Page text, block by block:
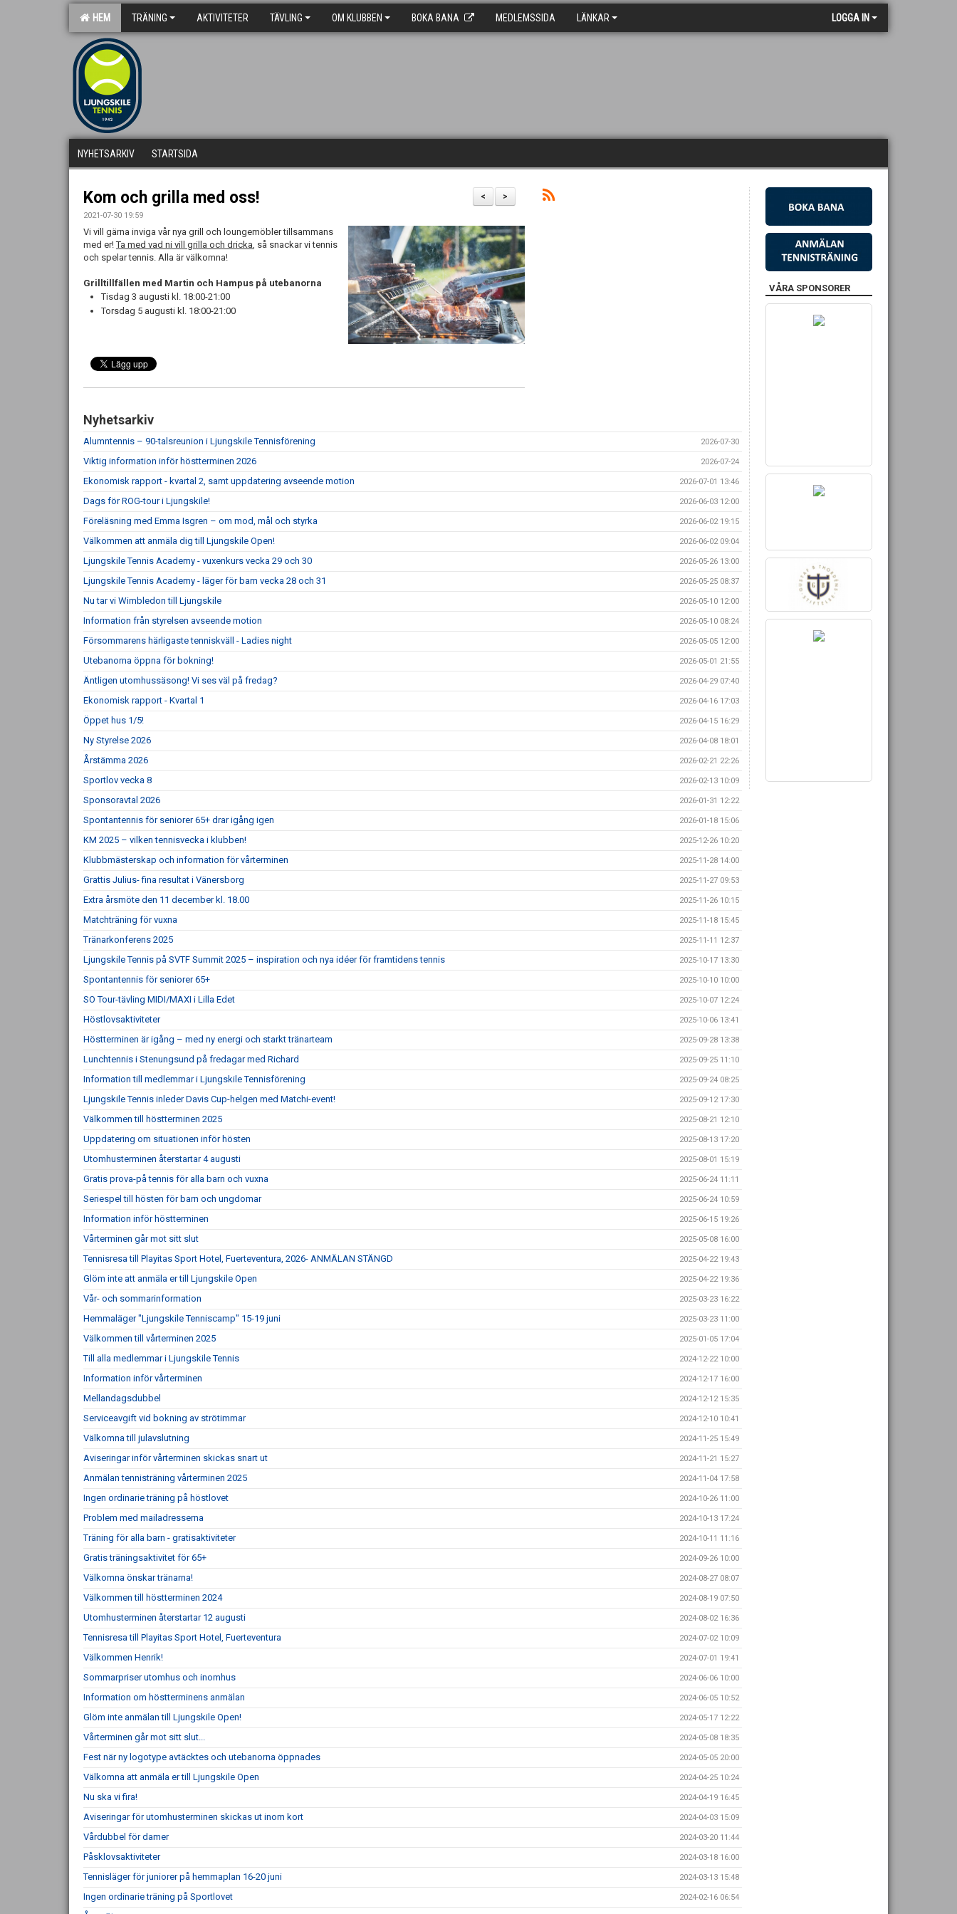
HEM TRÄNING AKTIVITETER TÄVLING OM KLUBBEN BOKA BANA MEDLEMSSIDA LÄNKAR LOGGA IN
NYHETSARKIV STARTSIDA
>
<
Kom och grilla med oss!
2021-07-30 19:59
Vi vill gärna inviga vår nya grill och loungemöbler tillsammans
med er!Ta med vad ni vill grilla och dricka, så snackar vi tennis
och spelar tennis. Alla är välkomna!
Grilltillfällen med Martin och Hampus på utebanorna
Tisdag 3 augusti kl. 18:00-21:00
Torsdag 5 augusti kl. 18:00-21:00
Nyhetsarkiv
Alumntennis – 90-talsreunion i Ljungskile Tennisförening 2026-07-30
Viktig information inför höstterminen 2026 2026-07-24
Ekonomisk rapport - kvartal 2, samt uppdatering avseende motion 2026-07-01 13:46
Dags för ROG-tour i Ljungskile! 2026-06-03 12:00
Föreläsning med Emma Isgren – om mod, mål och styrka 2026-06-02 19:15
Välkommen att anmäla dig till Ljungskile Open! 2026-06-02 09:04
Ljungskile Tennis Academy - vuxenkurs vecka 29 och 30 2026-05-26 13:00
Ljungskile Tennis Academy - läger för barn vecka 28 och 31 2026-05-25 08:37
Nu tar vi Wimbledon till Ljungskile 2026-05-10 12:00
Information från styrelsen avseende motion 2026-05-10 08:24
Försommarens härligaste tenniskväll - Ladies night 2026-05-05 12:00
Utebanorna öppna för bokning! 2026-05-01 21:55
Äntligen utomhussäsong! Vi ses väl på fredag? 2026-04-29 07:40
Ekonomisk rapport - Kvartal 1 2026-04-16 17:03
Öppet hus 1/5! 2026-04-15 16:29
Ny Styrelse 2026 2026-04-08 18:01
Årstämma 2026 2026-02-21 22:26
Sportlov vecka 8 2026-02-13 10:09
Sponsoravtal 2026 2026-01-31 12:22
Spontantennis för seniorer 65+ drar igång igen 2026-01-18 15:06
KM 2025 – vilken tennisvecka i klubben! 2025-12-26 10:20
Klubbmästerskap och information för vårterminen 2025-11-28 14:00
Grattis Julius- fina resultat i Vänersborg 2025-11-27 09:53
Extra årsmöte den 11 december kl. 18.00 2025-11-26 10:15
Matchträning för vuxna 2025-11-18 15:45
Tränarkonferens 2025 2025-11-11 12:37
Ljungskile Tennis på SVTF Summit 2025 – inspiration och nya idéer för framtidens tennis 2025-10-17 13:30
Spontantennis för seniorer 65+ 2025-10-10 10:00
SO Tour-tävling MIDI/MAXI i Lilla Edet 2025-10-07 12:24
Höstlovsaktiviteter 2025-10-06 13:41
Höstterminen är igång – med ny energi och starkt tränarteam 2025-09-28 13:38
Lunchtennis i Stenungsund på fredagar med Richard 2025-09-25 11:10
Information till medlemmar i Ljungskile Tennisförening 2025-09-24 08:25
Ljungskile Tennis inleder Davis Cup-helgen med Matchi-event! 2025-09-12 17:30
Välkommen till höstterminen 2025 2025-08-21 12:10
Uppdatering om situationen inför hösten 2025-08-13 17:20
Utomhusterminen återstartar 4 augusti 2025-08-01 15:19
Gratis prova-på tennis för alla barn och vuxna 2025-06-24 11:11
Seriespel till hösten för barn och ungdomar 2025-06-24 10:59
Information inför höstterminen 2025-06-15 19:26
Vårterminen går mot sitt slut 2025-05-08 16:00
Tennisresa till Playitas Sport Hotel, Fuerteventura, 2026- ANMÄLAN STÄNGD 2025-04-22 19:43
Glöm inte att anmäla er till Ljungskile Open 2025-04-22 19:36
Vår- och sommarinformation 2025-03-23 16:22
Hemmaläger "Ljungskile Tenniscamp" 15-19 juni 2025-03-23 11:00
Välkommen till vårterminen 2025 2025-01-05 17:04
Till alla medlemmar i Ljungskile Tennis 2024-12-22 10:00
Information inför vårterminen 2024-12-17 16:00
Mellandagsdubbel 2024-12-12 15:35
Serviceavgift vid bokning av strötimmar 2024-12-10 10:41
Välkomna till julavslutning 2024-11-25 15:49
Aviseringar inför vårterminen skickas snart ut 2024-11-21 15:27
Anmälan tennisträning vårterminen 2025 2024-11-04 17:58
Ingen ordinarie träning på höstlovet 2024-10-26 11:00
Problem med mailadresserna 2024-10-13 17:24
Träning för alla barn - gratisaktiviteter 2024-10-11 11:16
Gratis träningsaktivitet för 65+ 2024-09-26 10:00
Välkomna önskar tränarna! 2024-08-27 08:07
Välkommen till höstterminen 2024 2024-08-19 07:50
Utomhusterminen återstartar 12 augusti 2024-08-02 16:36
Tennisresa till Playitas Sport Hotel, Fuerteventura 2024-07-02 10:09
Välkommen Henrik! 2024-07-01 19:41
Sommarpriser utomhus och inomhus 2024-06-06 10:00
Information om höstterminens anmälan 2024-06-05 10:52
Glöm inte anmälan till Ljungskile Open! 2024-05-17 12:22
Vårterminen går mot sitt slut... 2024-05-08 18:35
Fest när ny logotype avtäcktes och utebanorna öppnades 2024-05-05 20:00
Välkomna att anmäla er till Ljungskile Open 2024-04-25 10:24
Nu ska vi fira! 2024-04-19 16:45
Aviseringar för utomhusterminen skickas ut inom kort 2024-04-03 15:09
Vårdubbel för damer 2024-03-20 11:44
Påsklovsaktiviteter 2024-03-18 16:00
Tennisläger för juniorer på hemmaplan 16-20 juni 2024-03-13 15:48
Ingen ordinarie träning på Sportlovet 2024-02-16 06:54
VÅRA SPONSORER